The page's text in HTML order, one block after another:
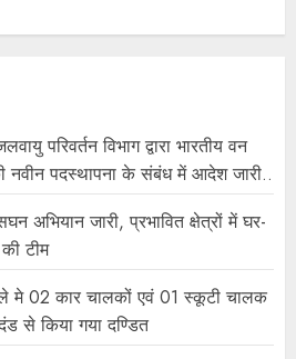
परिवर्तन विभाग द्वारा भारतीय वन
नवीन पदस्थापना के संबंध में आदेश जारी..
अभियान जारी, प्रभावित क्षेत्रों में घर-
टीम
मे 02 कार चालकों एवं 01 स्कूटी चालक
से किया गया दण्डित